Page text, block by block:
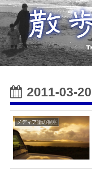
2011-03-20
メディア論の視座